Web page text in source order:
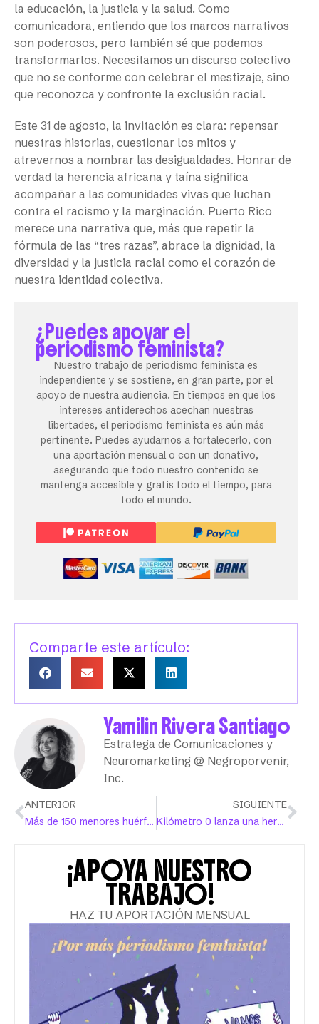
la educación, la justicia y la salud. Como
comunicadora, entiendo que los marcos narrativos
son poderosos, pero también sé que podemos
transformarlos. Necesitamos un discurso colectivo
que no se conforme con celebrar el mestizaje, sino
que reconozca y confronte la exclusión racial.
Este 31 de agosto, la invitación es clara: repensar
nuestras historias, cuestionar los mitos y
atrevernos a nombrar las desigualdades. Honrar de
verdad la herencia africana y taína significa
acompañar a las comunidades vivas que luchan
contra el racismo y la marginación. Puerto Rico
merece una narrativa que, más que repetir la
fórmula de las “tres razas”, abrace la dignidad, la
diversidad y la justicia racial como el corazón de
nuestra identidad colectiva.
¿Puedes apoyar el
periodismo feminista?
Nuestro trabajo de periodismo feminista es
independiente y se sostiene, en gran parte, por el
apoyo de nuestra audiencia. En tiempos en que los
intereses antiderechos acechan nuestras
libertades, el periodismo feminista es aún más
pertinente. Puedes ayudarnos a fortalecerlo, con
una aportación mensual o con un donativo,
asegurando que todo nuestro contenido se
mantenga accesible y gratis todo el tiempo, para
todo el mundo.
Comparte este artículo:
Yamilin Rivera Santiago
Estratega de Comunicaciones y
Neuromarketing @ Negroporvenir,
Inc.
ANTERIOR
Más de 150 menores huérfanos por feminicidios en Puerto Rico
SIGUIENTE
Kilómetro 0 lanza una herramienta comunitaria para mitigar crisis emocionales
¡APOYA NUESTRO
TRABAJO!
HAZ TU APORTACIÓN MENSUAL